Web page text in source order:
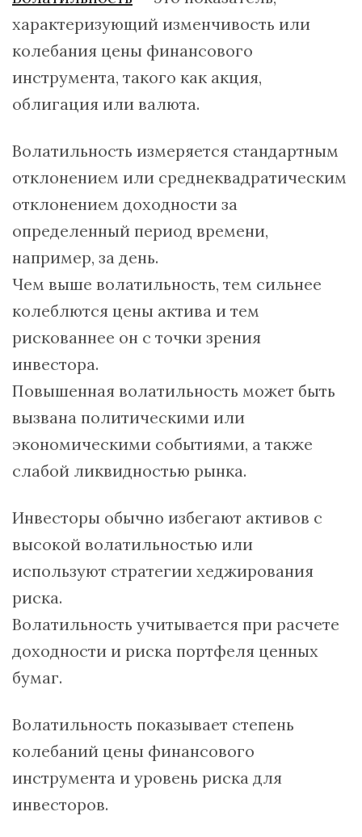
характеризующий изменчивость или
колебания цены финансового
инструмента, такого как акция,
облигация или валюта.
Волатильность измеряется стандартным
отклонением или среднеквадратическим
отклонением доходности за
определенный период времени,
например, за день.
Чем выше волатильность, тем сильнее
колеблются цены актива и тем
рискованнее он с точки зрения
инвестора.
Повышенная волатильность может быть
вызвана политическими или
экономическими событиями, а также
слабой ликвидностью рынка.
Инвесторы обычно избегают активов с
высокой волатильностью или
используют стратегии хеджирования
риска.
Волатильность учитывается при расчете
доходности и риска портфеля ценных
бумаг.
Волатильность показывает степень
колебаний цены финансового
инструмента и уровень риска для
инвесторов.